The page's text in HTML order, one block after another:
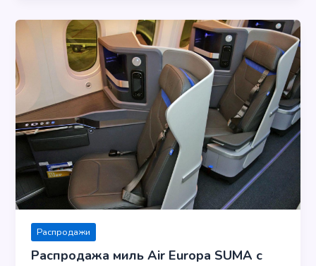
Распродажи
Распродажа миль Air Europa SUMA с